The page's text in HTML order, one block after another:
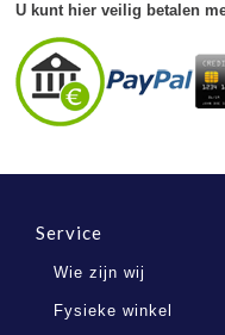
U kunt hier veilig betalen
Service
Wie zijn wij
Fysieke winkel